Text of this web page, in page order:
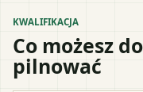
KWALIFIKACJA
Co możesz
pilnować